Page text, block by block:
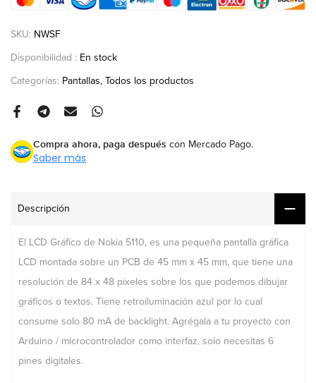
SKU: NWSF
Disponibilidad : En stock
Categorías: Pantallas Todos los productos
Compra ahora, paga después con Mercado Pago.
Saber más
Descripción
El LCD Gráfico de Nokia 5110, es una pequeña pantalla gráfica
LCD montada sobre un PCB de 45 mm x 45 mm, que tiene una
resolución de 84 x 48 píxeles sobre los que podemos dibujar
gráficos o textos. Tiene retroiluminación azul por lo cual
consume solo 80 mA de backlight. Agrégala a tu proyecto con
Arduino / microcontrolador como interfaz, solo necesitas 6
pines digitales.